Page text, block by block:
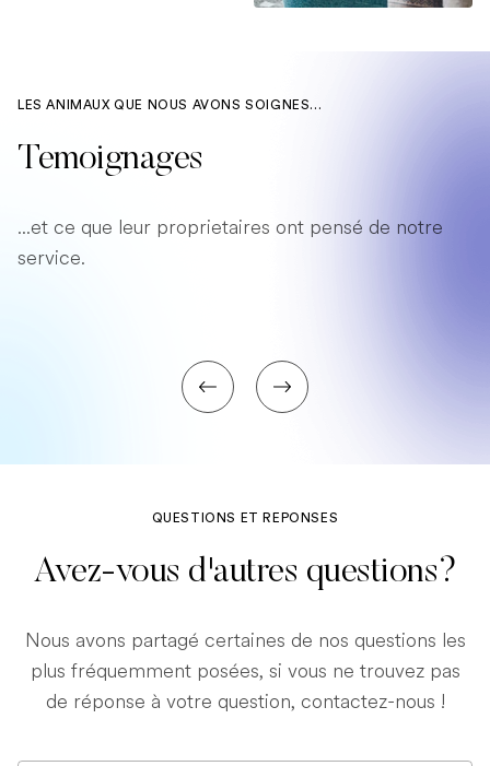
LES ANIMAUX QUE NOUS AVONS SOIGNES...
Temoignages
...et ce que leur proprietaires ont pensé de notre
service.
QUESTIONS ET REPONSES
Avez-vous d'autres questions?
Nous avons partagé certaines de nos questions les
plus fréquemment posées, si vous ne trouvez pas
de réponse à votre question, contactez-nous !